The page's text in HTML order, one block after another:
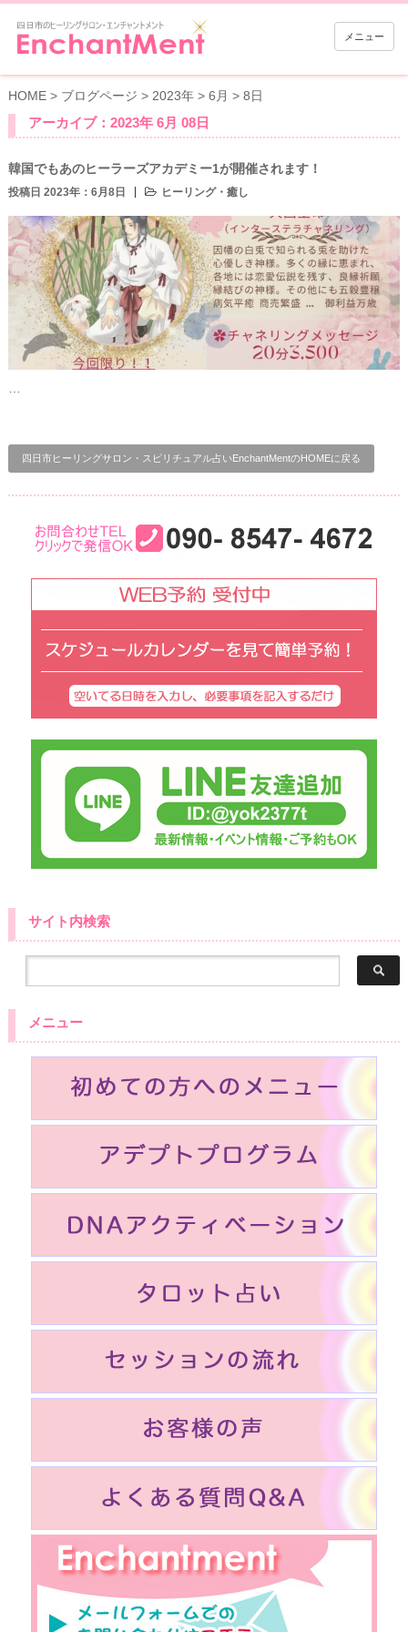
メニュー
HOME> ブログページ > 2023年> 6月 > 8日
アーカイブ：2023年 6月 08日
韓国でもあのヒーラーズアカデミー1が開催されます！
投稿日 2023年：6月8日 ヒーリング・癒し
…
四日市ヒーリングサロン・スピリチュアル占いEnchantMentのHOMEに戻る
サイト内検索
メニュー